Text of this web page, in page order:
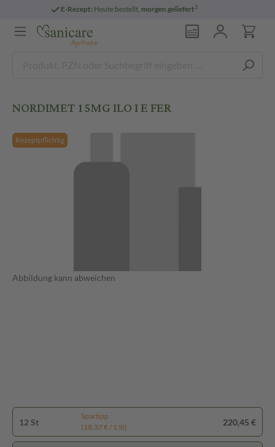
E-Rezept:Heute bestellt,morgen geliefert
NORDIMET 15MG ILO I E FER
Rezeptpflichtig
Abbildung kann abweichen
12 St
Spartipp
(18,37 € / 1 St)
220,45 €